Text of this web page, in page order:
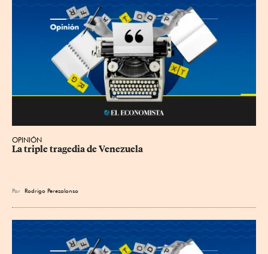
OPINIÓN
La triple tragedia de Venezuela
Por Rodrigo Perezalonso